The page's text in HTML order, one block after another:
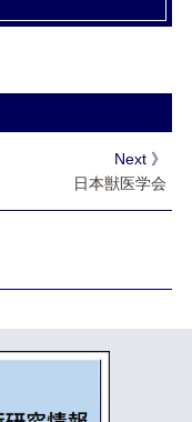
Next 》
日本獣医学会